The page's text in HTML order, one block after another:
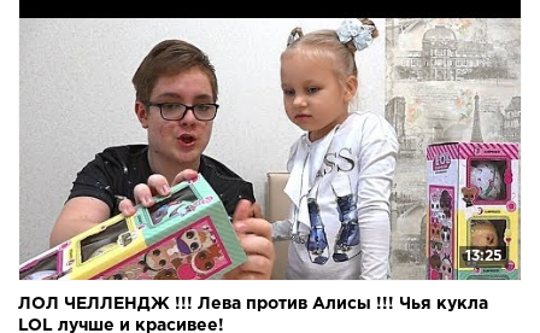
13:25
ЛОЛ ЧЕЛЛЕНДЖ !!! Лева против Алисы !!! Чья кукла
LOL лучше и красивее!